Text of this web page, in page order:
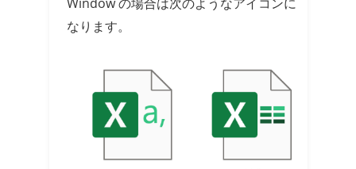
なります。